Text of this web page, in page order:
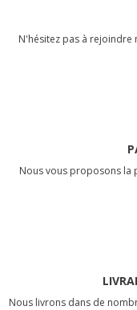
N'hésitez pas à rejoindre
Nous vous proposons la
Nous livrons dans de